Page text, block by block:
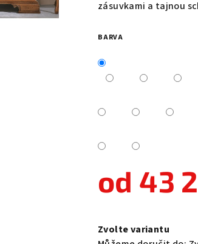
hvězdiček.
zásuvkami a tajnou
BARVA
od 43
cena:
Zvolte variantu